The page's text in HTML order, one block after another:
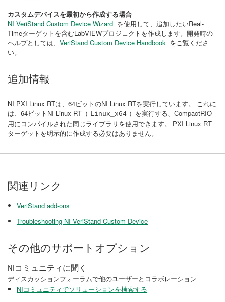
カスタムデバイスを最初から作成する場合
NI VeriStand Custom Device Wizard を使用して、追加したいReal-
Timeターゲットを含むLabVIEWプロジェクトを作成します。開発時の
ヘルプとしては、 VeriStand Custom Device Handbook をご覧くださ
い。
追加情報
NI PXI Linux RTは、64ビットのNI Linux RTを実行しています。 これに
は、64ビットNI Linux RT（ Linux_x64 ）を実行する、CompactRIO
用にコンパイルされた同じライブラリを使用できます。 PXI Linux RT
ターゲットを明示的に作成する必要はありません。
関連リンク
VeriStand add-ons
Troubleshooting NI VeriStand Custom Device
その他のサポートオプション
NIコミュニティに聞く
ディスカッションフォーラムで他のユーザーとコラボレーション
NIコミュニティでソリューションを検索する